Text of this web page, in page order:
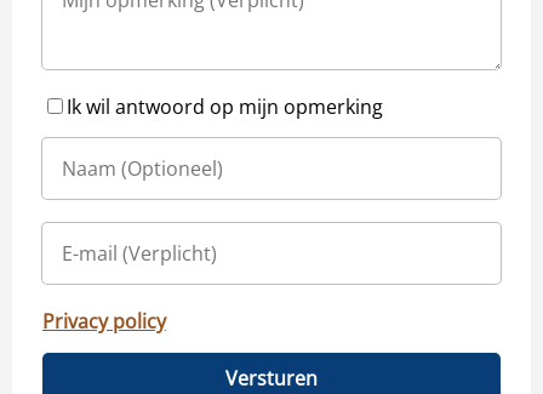
Ik wil antwoord op mijn opmerking
Privacy policy
Versturen